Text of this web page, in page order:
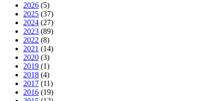
2026 (5)
2025 (37)
2024 (27)
2023 (89)
2022 (8)
2021 (14)
2020 (3)
2019 (1)
2018 (4)
2017 (11)
2016 (19)